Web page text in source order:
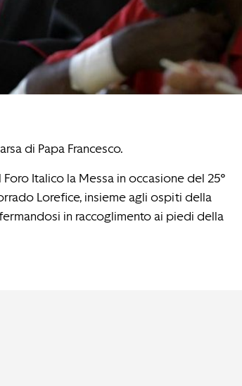
di Papa Francesco.
Italico la Messa in occasione del 25°
Lorefice, insieme agli ospiti della
in raccoglimento ai piedi della